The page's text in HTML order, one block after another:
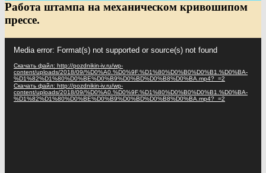
Работа штампа на механическом кривошипом
прессе.
Media error: Format(s) not supported or source(s) not found
Скачать файл: http://pozdnikin-iv.ru/wp-
content/uploads/2018/09/%D0%A0.%D0%9F.%D1%80%D0%B0%D0%B1.%D0%BA-
%D1%82%D1%80%D0%BE%D0%B9%D0%BD%D0%B8%D0%BA.mp4?_=2
Скачать файл: http://pozdnikin-iv.ru/wp-
content/uploads/2018/09/%D0%A0.%D0%9F.%D1%80%D0%B0%D0%B1.%D0%BA-
%D1%82%D1%80%D0%BE%D0%B9%D0%BD%D0%B8%D0%BA.mp4?_=2